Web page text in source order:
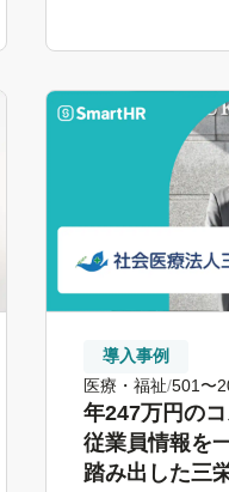
導入事例
医療・福祉 501〜
年247万円の
従業員情報を
踏み出した三